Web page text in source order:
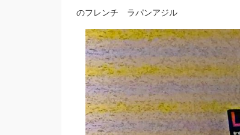
のフレンチ ラパンアジル